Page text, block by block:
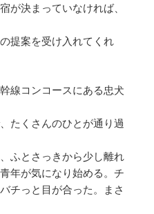
が決まっていなければ、
提案を受け入れてくれ
線コンコースにある忠犬
たくさんのひとが通り過
とさっきから少し離れ
年が気になり始める。チ
チっと目が合った。まさ